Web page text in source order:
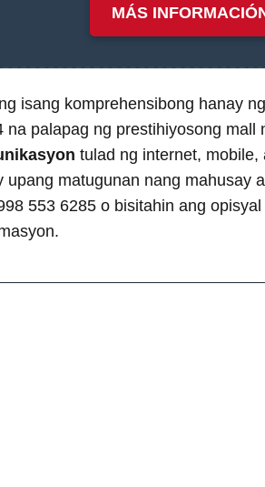
MÁS
isang komprehensibong hanay
palapag ng prestihiyosong mall
tulad ng internet,
matugunan nang mahusay
553 6285 o bisitahin ang